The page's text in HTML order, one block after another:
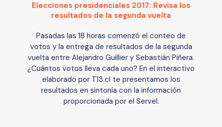
Elecciones presidenciales 2017: Revisa los
resultados de la segunda vuelta
Pasadas las 18 horas comenzó el conteo de
votos y la entrega de resultados de la segunda
vuelta entre Alejandro Guillier y Sebastián Piñera.
¿Cuántos votos lleva cada uno? En el interactivo
elaborado por T13.cl te presentamos los
resultados en sintonía con la información
proporcionada por el Servel.